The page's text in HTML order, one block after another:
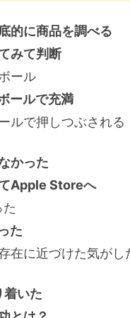
的に商品を調べる
みて判断
ール
ールで充満
しつぶされる
かった
Apple Storeへ
た
づけた気がし
着いた